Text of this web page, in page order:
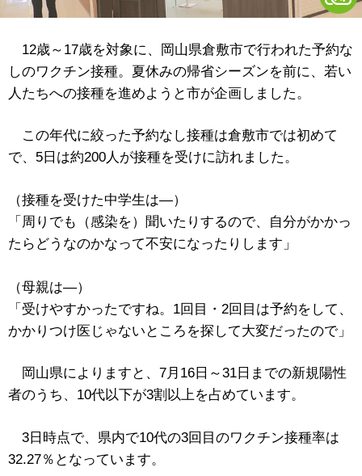
12歳～17歳を対象に、岡山県倉敷市で行われた予約な
しのワクチン接種。夏休みの帰省シーズンを前に、若い
人たちへの接種を進めようと市が企画しました。
この年代に絞った予約なし接種は倉敷市では初めて
で、5日は約200人が接種を受けに訪れました。
（接種を受けた中学生は―）
「周りでも（感染を）聞いたりするので、自分がかかっ
たらどうなのかなって不安になったりします」
（母親は―）
「受けやすかったですね。1回目・2回目は予約をして、
かかりつけ医じゃないところを探して大変だったので」
岡山県によりますと、7月16日～31日までの新規陽性
者のうち、10代以下が3割以上を占めています。
3日時点で、県内で10代の3回目のワクチン接種率は
32.27％ となっています。